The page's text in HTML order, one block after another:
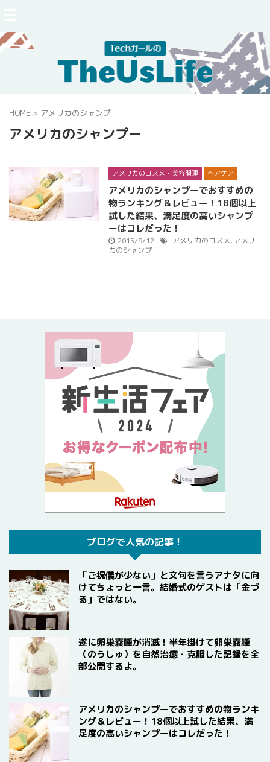
HOME > アメリカのシャンプー
アメリカのシャンプー
アメリカのコスメ・美容関連 ヘアケア
アメリカのシャンプーでおすすめの
物ランキング＆レビュー！18個以上
試した結果、満足度の高いシャンプ
ーはコレだった！
2015/9/12 アメリカのコスメ, アメリ
カのシャンプー
ブログで人気の記事！
「ご祝儀が少ない」と文句を言うアナタに向
けてちょっと一言。結婚式のゲストは「金づ
る」ではない。
遂に卵巣嚢腫が消滅！半年掛けて卵巣嚢腫
（のうしゅ）を自然治癒・克服した記録を全
部公開するよ。
アメリカのシャンプーでおすすめの物ランキ
ング＆レビュー！18個以上試した結果、満
足度の高いシャンプーはコレだった！